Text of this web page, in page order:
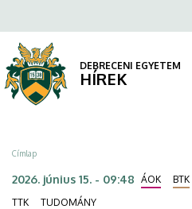
Bolyai-
ösztöndíjasok
Debreceni
Egyetemen
a
tartalomra
DEBRECENI EGYETEM
HÍREK
Morzsa
Címlap
2026. június 15. - 09:48 ÁOK BTK
TTK
TUDOMÁNY